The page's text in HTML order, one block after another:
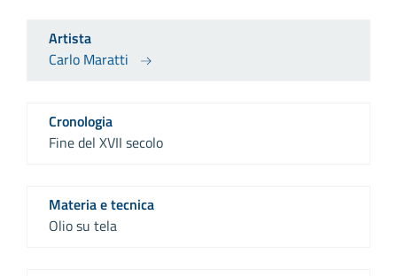
Artista
Carlo Maratti
Cronologia
Fine del XVII secolo
Materia e tecnica
Olio su tela